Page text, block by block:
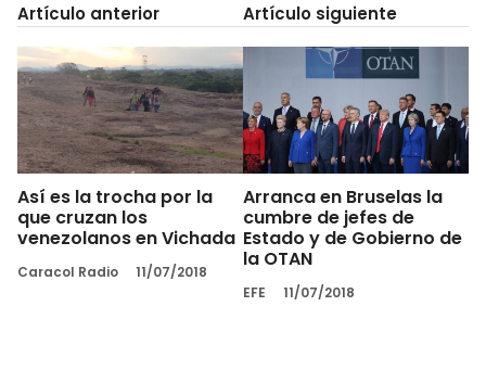
Artículo anterior
Así es la trocha por la
que cruzan los
venezolanos en Vichada
Caracol Radio 11/07/2018
Artículo siguiente
Arranca en Bruselas la
cumbre de jefes de
Estado y de Gobierno de
la OTAN
EFE 11/07/2018